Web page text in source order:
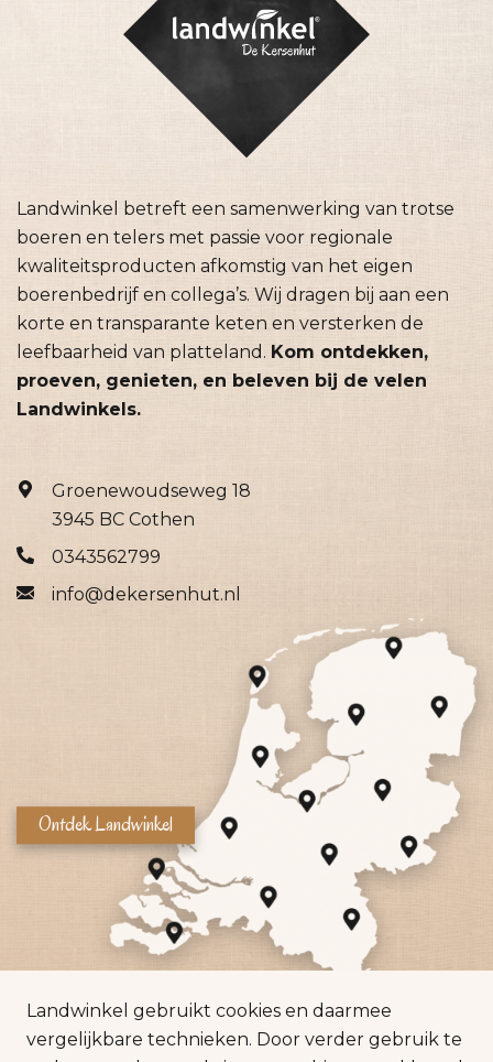
Landwinkel betreft een samenwerking van trotse
boeren en telers met passie voor regionale
kwaliteitsproducten afkomstig van het eigen
boerenbedrijf en collega’s. Wij dragen bij aan een
korte en transparante keten en versterken de
leefbaarheid van platteland. Kom ontdekken,
proeven, genieten, en beleven bij de velen
Landwinkels.
Groenewoudseweg 18
3945 BC Cothen
0343562799
info@dekersenhut.nl
Ontdek Landwinkel
Landwinkel gebruikt cookies en daarmee
vergelijkbare technieken. Door verder gebruik te